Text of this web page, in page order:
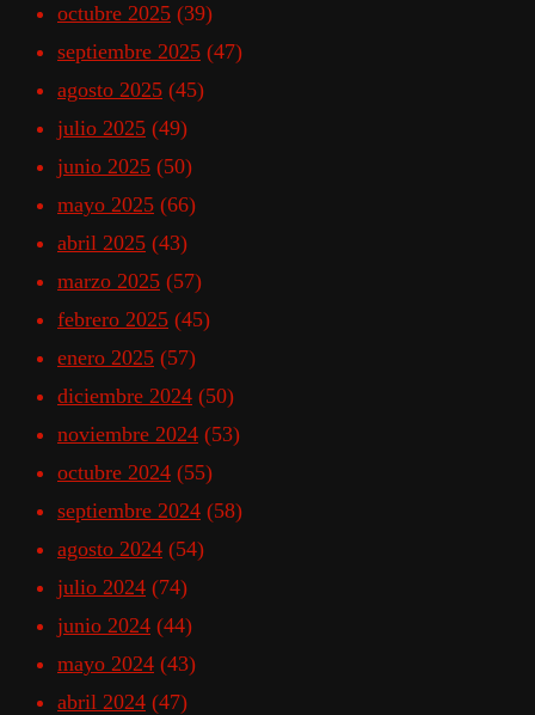
octubre 2025 (39)
septiembre 2025 (47)
agosto 2025 (45)
julio 2025 (49)
junio 2025 (50)
mayo 2025 (66)
abril 2025 (43)
marzo 2025 (57)
febrero 2025 (45)
enero 2025 (57)
diciembre 2024 (50)
noviembre 2024 (53)
octubre 2024 (55)
septiembre 2024 (58)
agosto 2024 (54)
julio 2024 (74)
junio 2024 (44)
mayo 2024 (43)
abril 2024 (47)